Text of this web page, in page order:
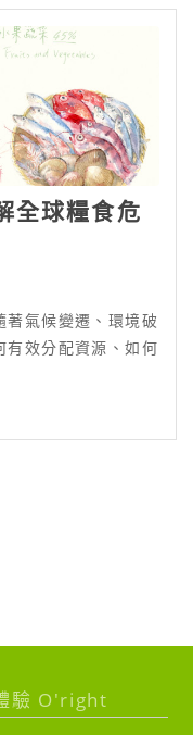
全球糧食危
氣候變遷、環境破
有效分配資源、如何
驗 O'right